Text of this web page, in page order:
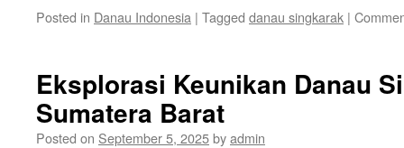
Posted in Danau Indonesia | Tagged danau singkarak |
Eksplorasi Keunikan Danau
Sumatera Barat
Posted on September 5, 2025byadmin